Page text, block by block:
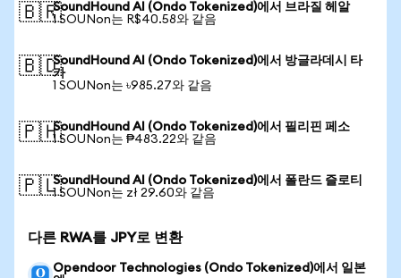
🇧🇷SoundHound AI (Ondo Tokenized)에서 브라질 헤알
1 SOUNon는 R$40.58와 같음
🇧🇩SoundHound AI (Ondo Tokenized)에서 방글라데시 타
카
1 SOUNon는 ৳985.27와 같음
🇵🇭SoundHound AI (Ondo Tokenized)에서 필리핀 페소
1 SOUNon는 ₱483.22와 같음
🇵🇱SoundHound AI (Ondo Tokenized)에서 폴란드 즐로티
1 SOUNon는 zł 29.60와 같음
다른 RWA를 JPY로 변환
Opendoor Technologies (Ondo Tokenized)에서 일본